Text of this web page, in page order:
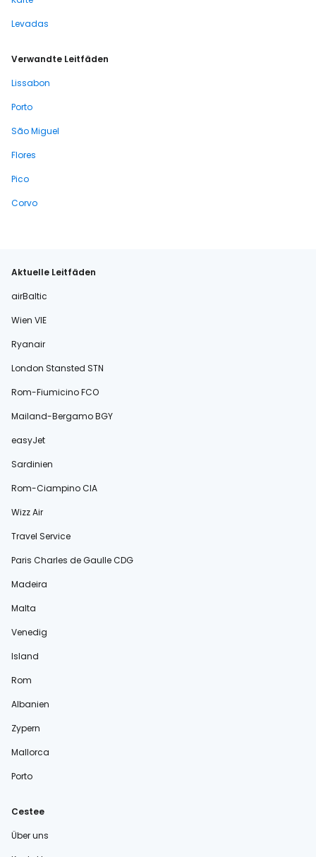
Levadas
Verwandte Leitfäden
Lissabon
Porto
São Miguel
Flores
Pico
Corvo
Aktuelle Leitfäden
airBaltic
Wien VIE
Ryanair
London Stansted STN
Rom-Fiumicino FCO
Mailand-Bergamo BGY
easyJet
Sardinien
Rom-Ciampino CIA
Wizz Air
Travel Service
Paris Charles de Gaulle CDG
Madeira
Malta
Venedig
Island
Rom
Albanien
Zypern
Mallorca
Porto
Cestee
Über uns